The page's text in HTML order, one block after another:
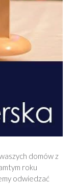
domów z
roku
odwiedzać